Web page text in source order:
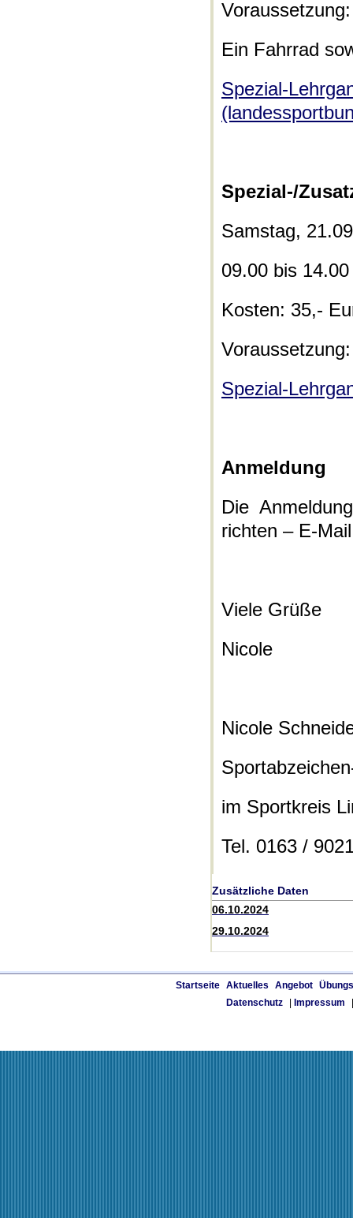
Ein Fahrrad
Spezial-
Spezial-/
Samstag,
09.00 bis
Kosten: 35,-
Spezial-
Anmeldung
Die
richten – E-
Viele Grüße
Nicole
Nicole
im Sportkreis
Tel. 0163 /
Zusätzliche Daten
06.10.2024
29.10.2024
Startseite Aktuelles Angebot
Datenschutz
Impressum